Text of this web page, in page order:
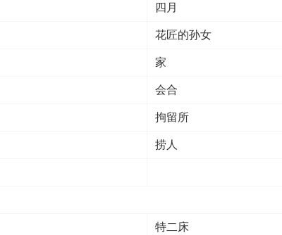
四月
花匠的孙女
家
会合
拘留所
捞人
特二床